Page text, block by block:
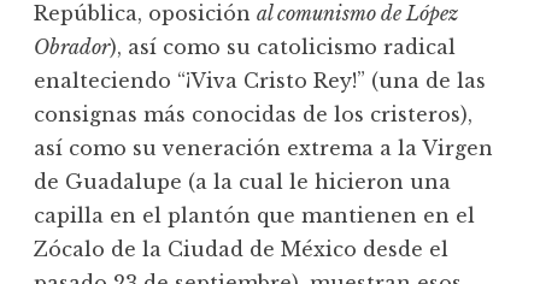
República, oposición al comunismo de López
Obrador), así como su catolicismo radical
enalteciendo “¡Viva Cristo Rey!” (una de las
consignas más conocidas de los cristeros),
así como su veneración extrema a la Virgen
de Guadalupe (a la cual le hicieron una
capilla en el plantón que mantienen en el
Zócalo de la Ciudad de México desde el